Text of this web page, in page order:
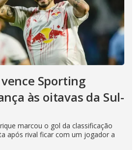
Sporting
às oitavas da Sul-
marcou o gol da classificação
após rival ficar com um jogador a